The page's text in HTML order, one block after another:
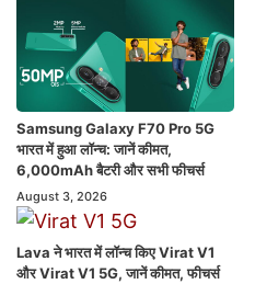
Samsung Galaxy F70 Pro 5G
भारत में हुआ लॉन्च: जानें कीमत,
6,000mAh बैटरी और सभी फीचर्स
August 3, 2026
Lava ने भारत में लॉन्च किए Virat V1
और Virat V1 5G, जानें कीमत, फीचर्स